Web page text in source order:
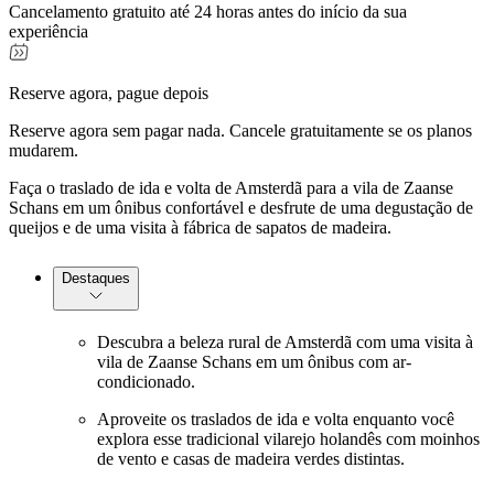
Cancelamento gratuito até 24 horas antes do início da sua
experiência
Reserve agora, pague depois
Reserve agora sem pagar nada. Cancele gratuitamente se os planos
mudarem.
Faça o traslado de ida e volta de Amsterdã para a vila de Zaanse
Schans em um ônibus confortável e desfrute de uma degustação de
queijos e de uma visita à fábrica de sapatos de madeira.
Destaques
Descubra a beleza rural de Amsterdã com uma visita à
vila de Zaanse Schans em um ônibus com ar-
condicionado.
Aproveite os traslados de ida e volta enquanto você
explora esse tradicional vilarejo holandês com moinhos
de vento e casas de madeira verdes distintas.